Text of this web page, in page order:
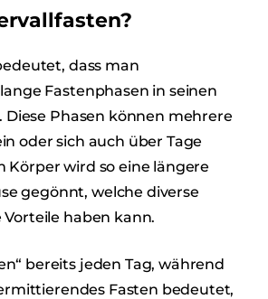
dass man
Fastenphasen in seinen
Phasen können mehrere
oder sich auch über Tage
Körper wird so eine längere
gegönnt, welche diverse
haben kann.
bereits jeden Tag, während
Fasten bedeutet,